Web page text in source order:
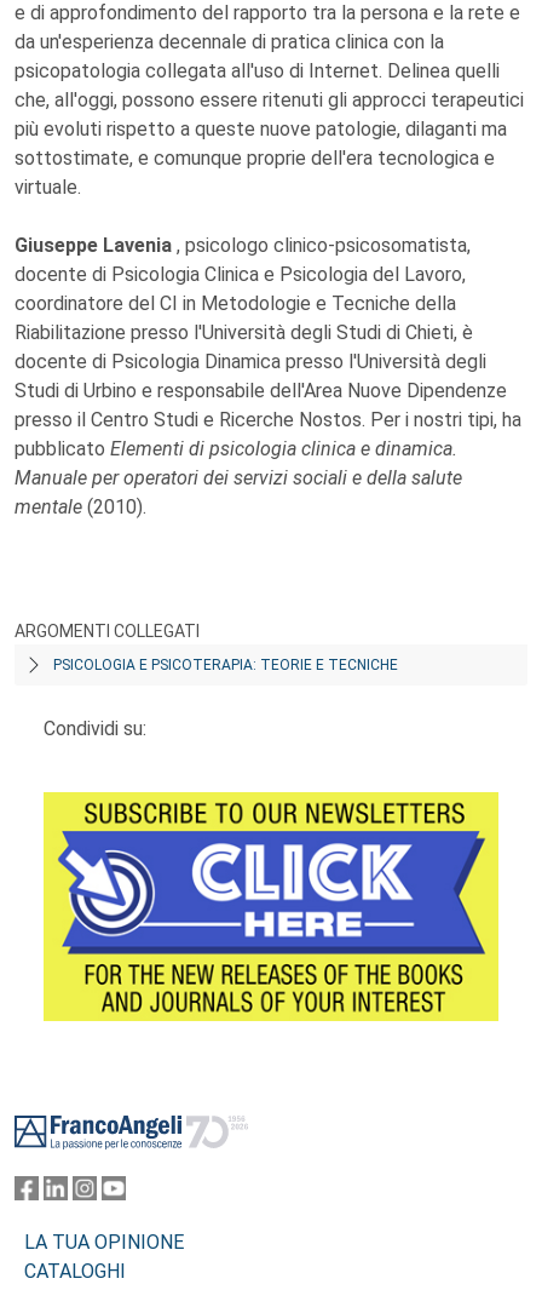
e di approfondimento del rapporto tra la persona e la rete e
da un'esperienza decennale di pratica clinica con la
psicopatologia collegata all'uso di Internet. Delinea quelli
che, all'oggi, possono essere ritenuti gli approcci terapeutici
più evoluti rispetto a queste nuove patologie, dilaganti ma
sottostimate, e comunque proprie dell'era tecnologica e
virtuale.
Giuseppe Lavenia , psicologo clinico-psicosomatista,
docente di Psicologia Clinica e Psicologia del Lavoro,
coordinatore del CI in Metodologie e Tecniche della
Riabilitazione presso l'Università degli Studi di Chieti, è
docente di Psicologia Dinamica presso l'Università degli
Studi di Urbino e responsabile dell'Area Nuove Dipendenze
presso il Centro Studi e Ricerche Nostos. Per i nostri tipi, ha
pubblicato Elementi di psicologia clinica e dinamica.
Manuale per operatori dei servizi sociali e della salute
mentale (2010).
ARGOMENTI COLLEGATI
PSICOLOGIA E PSICOTERAPIA: TEORIE E TECNICHE
Condividi su:
LA TUA OPINIONE
CATALOGHI